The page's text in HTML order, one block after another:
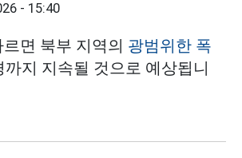
- 15:40
면 북부 지역의 광범위한 폭
까지 지속될 것으로 예상됩니